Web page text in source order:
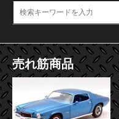
売れ筋商品